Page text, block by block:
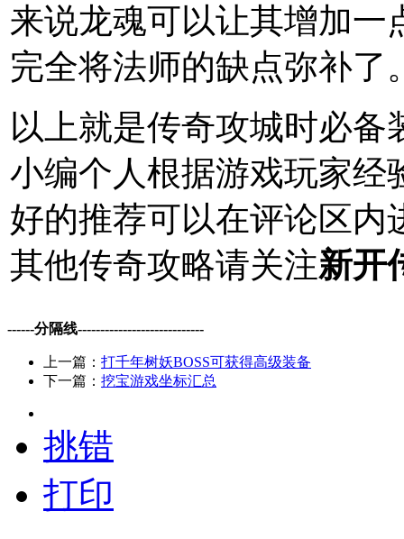
来说龙魂可以让其增加一
完全将法师的缺点弥补了
以上就是传奇攻城时必
小编个人根据游戏玩家经
好的推荐可以在评论区内
其他传奇攻略请关注新开
------分隔线----------------------------
上一篇： 打千年树妖BOSS可获得高级装备
下一篇： 挖宝游戏坐标汇总
挑错
打印